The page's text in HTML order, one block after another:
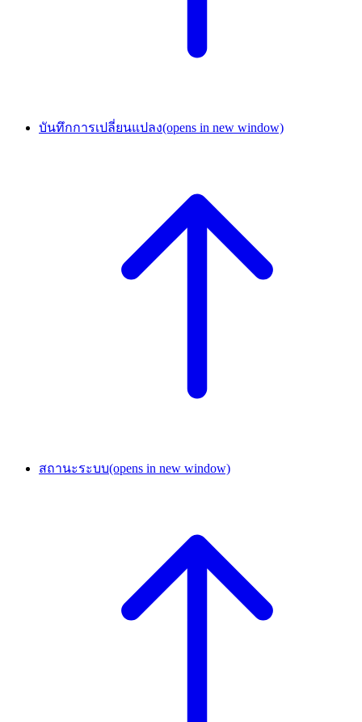
บันทึกการเปลี่ยนแปลง(opens in new window)
สถานะระบบ(opens in new window)